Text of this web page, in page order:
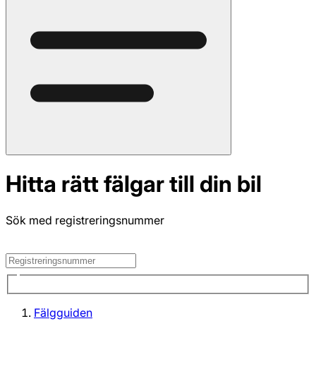
Hitta rätt fälgar till din bil
Sök med registreringsnummer
Fälgguiden